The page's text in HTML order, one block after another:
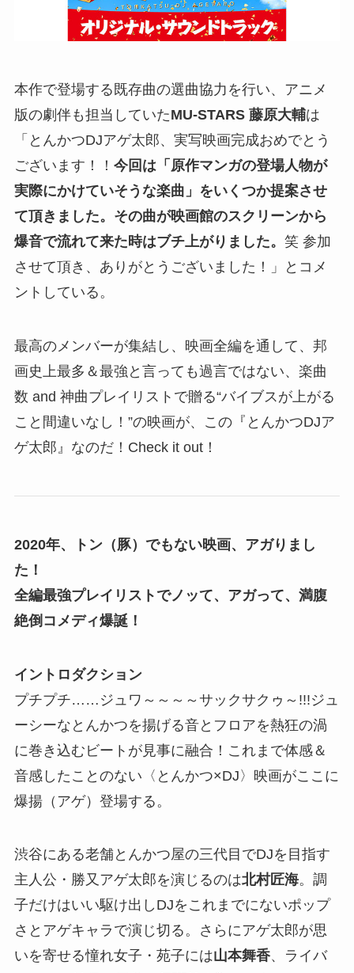
本作で登場する既存曲の選曲協力を行い、アニメ
版の劇伴も担当していたMU-STARS 藤原大輔は
「とんかつDJアゲ太郎、実写映画完成おめでとう
ございます！！ 今回は「原作マンガの登場人物が
実際にかけていそうな楽曲」をいくつか提案させ
て頂きました。その曲が映画館のスクリーンから
爆音で流れて来た時はブチ上がりました。 笑 参加
させて頂き、ありがとうございました！」とコメ
ントしている。
最高のメンバーが集結し、映画全編を通して、邦
画史上最多＆最強と言っても過言ではない、楽曲
数 and 神曲プレイリストで贈る“バイブスが上がる
こと間違いなし！”の映画が、この『とんかつDJア
ゲ太郎』なのだ！Check it out！
2020年、トン（豚）でもない映画、アガりまし
た！
全編最強プレイリストでノッて、アガって、満腹
絶倒コメディ爆誕！
イントロダクション
プチプチ……ジュワ～～～～サックサクゥ～!!!ジュ
ーシーなとんかつを揚げる音とフロアを熱狂の渦
に巻き込むビートが見事に融合！これまで体感＆
音感したことのない〈とんかつ×DJ〉映画がここに
爆揚（アゲ）登場する。
渋谷にある老舗とんかつ屋の三代目でDJを目指す
主人公・勝又アゲ太郎を演じるのは北村匠海。調
子だけはいい駆け出しDJをこれまでにないポップ
さとアゲキャラで演じ切る。さらにアゲ太郎が思
いを寄せる憧れ女子・苑子には山本舞香、ライバ